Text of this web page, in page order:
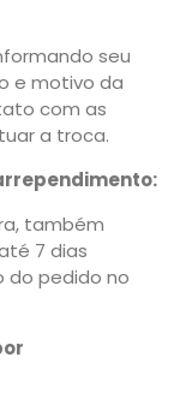
seu
e motivo da
com as
a troca.
também
7 dias
pedido no